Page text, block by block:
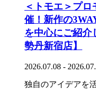
＜トモエ＞プロ
催！新作の
を中心にご紹介
勢丹新宿店】
2026.07.08 -
独自のアイデアを